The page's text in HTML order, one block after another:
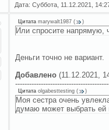
Дата: Суббота, 11.12.2021,
Цитата marywalt1987 ( )
Или спросите напрямую,
Деньги точно не вариант.
Добавлено (11.12.2021,
Цитата olgabesttesting ( )
Моя сестра очень
думаю может выбрать